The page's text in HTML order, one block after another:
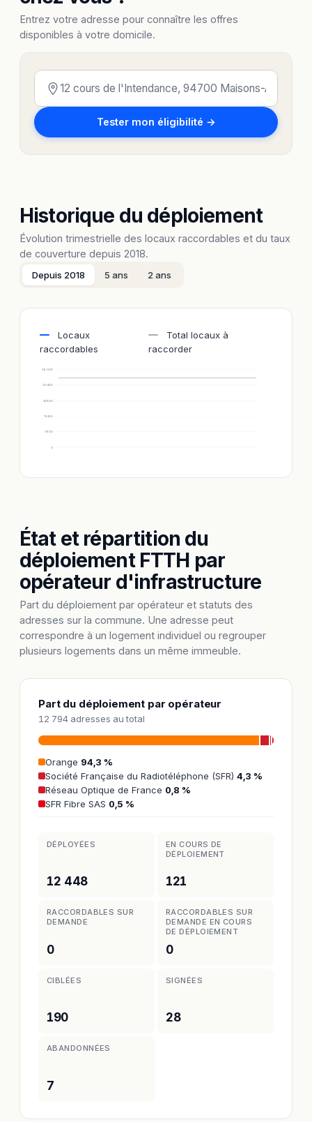
Entrez votre adresse pour connaître les offres
disponibles à votre domicile.
Tester mon éligibilité →
Historique du déploiement
Évolution trimestrielle des locaux raccordables et du taux
de couverture depuis 2018.
Depuis 2018 5 ans 2 ans
Locaux
raccordables
Total locaux à
raccorder
0
7 600
15 200
22 800
30 400
38 000
État et répartition du
déploiement FTTH par
opérateur d'infrastructure
Part du déploiement par opérateur et statuts des
adresses sur la commune. Une adresse peut
correspondre à un logement individuel ou regrouper
plusieurs logements dans un même immeuble.
Part du déploiement par opérateur
12 794 adresses au total
Orange 94,3 %
Société Française du Radiotéléphone (SFR) 4,3 %
Réseau Optique de France 0,8 %
SFR Fibre SAS 0,5 %
DÉPLOYÉES
12 448
EN COURS DE
DÉPLOIEMENT
121
RACCORDABLES SUR
DEMANDE
0
RACCORDABLES SUR
DEMANDE EN COURS
DE DÉPLOIEMENT
0
CIBLÉES
190
SIGNÉES
28
ABANDONNÉES
7